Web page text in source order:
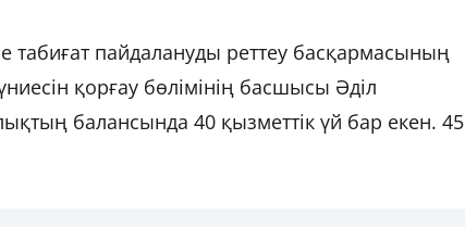
пайдалануды реттеу басқармасының
қорғау бөлімінің басшысы Әділ
балансында 40 қызметтік үй бар екен. 45